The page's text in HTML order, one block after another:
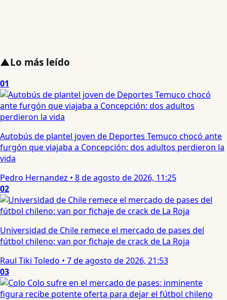
▲Lo más leído
01
Autobús de plantel joven de Deportes Temuco chocó ante
furgón que viajaba a Concepción: dos adultos perdieron la
vida
Pedro Hernandez • 8 de agosto de 2026, 11:25
02
Universidad de Chile remece el mercado de pases del
fútbol chileno: van por fichaje de crack de La Roja
Raul Tiki Toledo • 7 de agosto de 2026, 21:53
03